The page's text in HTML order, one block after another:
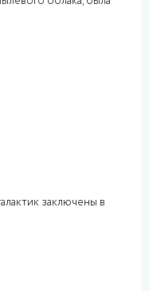
заключены в